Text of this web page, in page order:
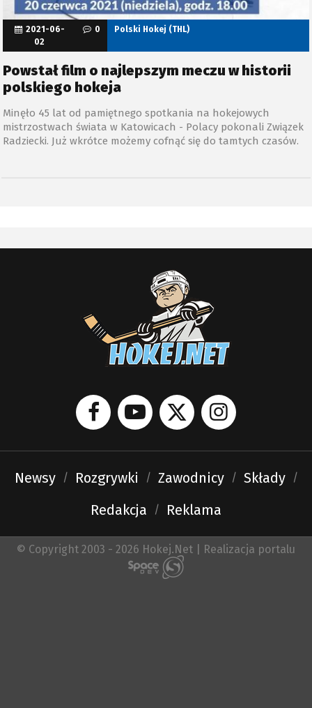
Powstał film o najlepszym meczu w historii
polskiego hokeja
Minęło 45 lat od pamiętnego spotkania na hokejowych
mistrzostwach świata w Katowicach - Polacy pokonali Związek
Radziecki. Już wkrótce możemy cofnąć się do tamtych czasów.
2021-06-
02
0 Polski Hokej (THL)
Newsy Rozgrywki Zawodnicy
Składy
Redakcja
Reklama
© Copyright 2003 - 2026 Hokej.Net | Realizacja portalu